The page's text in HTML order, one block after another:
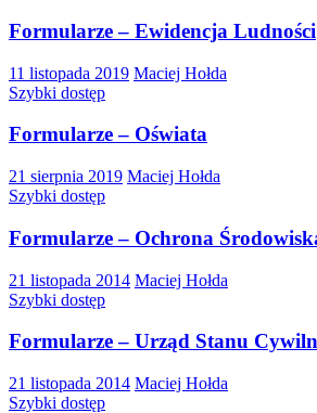
Formularze – Ewidencja Ludności
11 listopada 2019 Maciej Hołda
Szybki dostęp
Formularze – Oświata
21 sierpnia 2019 Maciej Hołda
Szybki dostęp
Formularze – Ochrona
21 listopada 2014 Maciej Hołda
Szybki dostęp
Formularze – Urząd Stanu
21 listopada 2014 Maciej Hołda
Szybki dostęp